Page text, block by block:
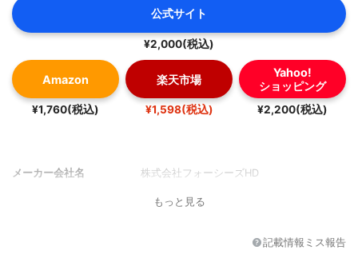
公式サイト
¥2,000(税込)
Amazon
¥1,760(税込)
楽天市場
¥1,598(税込)
Yahoo!
ショッピング
¥2,200(税込)
メーカー会社名 株式会社フォーシーズHD
もっと見る
記載情報ミス報告